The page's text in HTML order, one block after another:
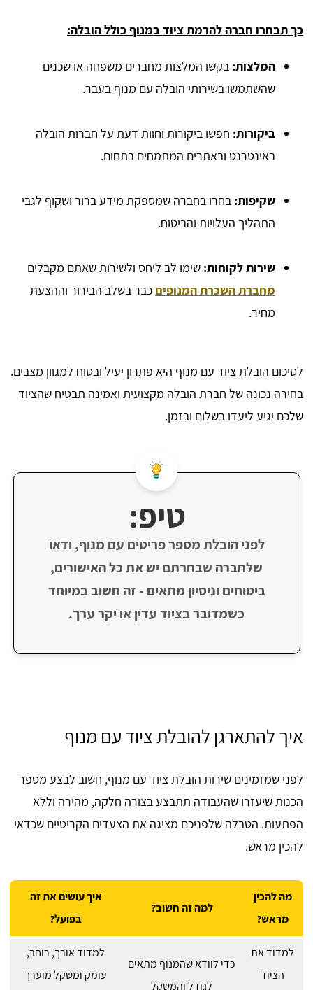
כך תבחרו חברה להרמת ציוד במנוף כולל הובלה:
המלצות: בקשו המלצות מחברים משפחה או שכנים
שהשתמשו בשירותי הובלה עם מנוף בעבר.
ביקורות: חפשו ביקורות וחוות דעת על חברות הובלה
באינטרנט ובאתרים המתמחים בתחום.
שקיפות: בחרו בחברה שמספקת מידע ברור ושקוף לגבי
התהליך העלויות והביטוח.
שירות לקוחות: שימו לב ליחס ולשירות שאתם מקבלים
מחברת השכרת המנופים כבר בשלב הבירור וההצעת
מחיר.
לסיכום הובלת ציוד עם מנוף היא פתרון יעיל ובטוח למגוון מצבים.
בחירה נכונה של חברת הובלה מקצועית ואמינה תבטיח שהציוד
שלכם יגיע ליעדו בשלום ובזמן.
טיפ:
לפני הובלת מספר פריטים עם מנוף, ודאו
שלחברה שבחרתם יש את כל האישורים,
ביטוחים וניסיון מתאים - זה חשוב במיוחד
כשמדובר בציוד עדין או יקר ערך.
איך להתארגן להובלת ציוד עם מנוף
לפני שמזמינים שירות הובלת ציוד עם מנוף, חשוב לבצע מספר
הכנות שיעזרו שהעבודה תתבצע בצורה חלקה, מהירה וללא
הפתעות. הטבלה שלפניכם מציגה את הצעדים הקריטיים שכדאי
להכין מראש.
מה להכין
מראש?
למה זה חשוב?
איך עושים את זה
בפועל?
למדוד את
הציוד
כדי לוודא שהמנוף מתאים
לגודל והמשקל
למדוד אורך, רוחב,
עומק ומשקל מוערך